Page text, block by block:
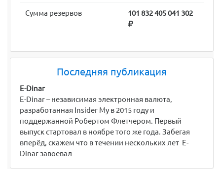
Сумма резервов 101 832 405 041 302
Последняя публикация
E-Dinar
E-Dinar – независимая электронная валюта,
разработанная Insider My в 2015 году и
поддержанной Робертом Флетчером. Первый
выпуск стартовал в ноябре того же года. Забегая
вперёд, скажем что в течении нескольких лет E-
Dinar завоевал